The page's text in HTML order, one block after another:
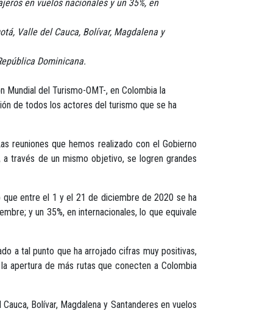
en vuelos nacionales y un 35%, en
Valle del Cauca, Bolívar, Magdalena y
Dominicana.
del Turismo-OMT-, en Colombia la
de todos los actores del turismo que se ha
reuniones que hemos realizado con el Gobierno
través de un mismo objetivo, se logren grandes
entre el 1 y el 21 de diciembre de 2020 se ha
y un 35%, en internacionales, lo que equivale
a tal punto que ha arrojado cifras muy positivas,
apertura de más rutas que conecten a Colombia
Bolívar, Magdalena y Santanderes en vuelos